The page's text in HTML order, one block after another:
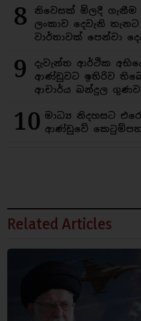
8
නිවෙසක් මිලදී
ලංකාව දෙවැනි තැනට
වාර්තාවක් පෙන්වා
9
දැවැන්ත ආර්ථික
ආණ්ඩුවට ඉතිරිව
ආචාර්ය බන්දුල
10 මාධ්‍ය නිදහසට
ආණ්ඩුවේ
Related Articles